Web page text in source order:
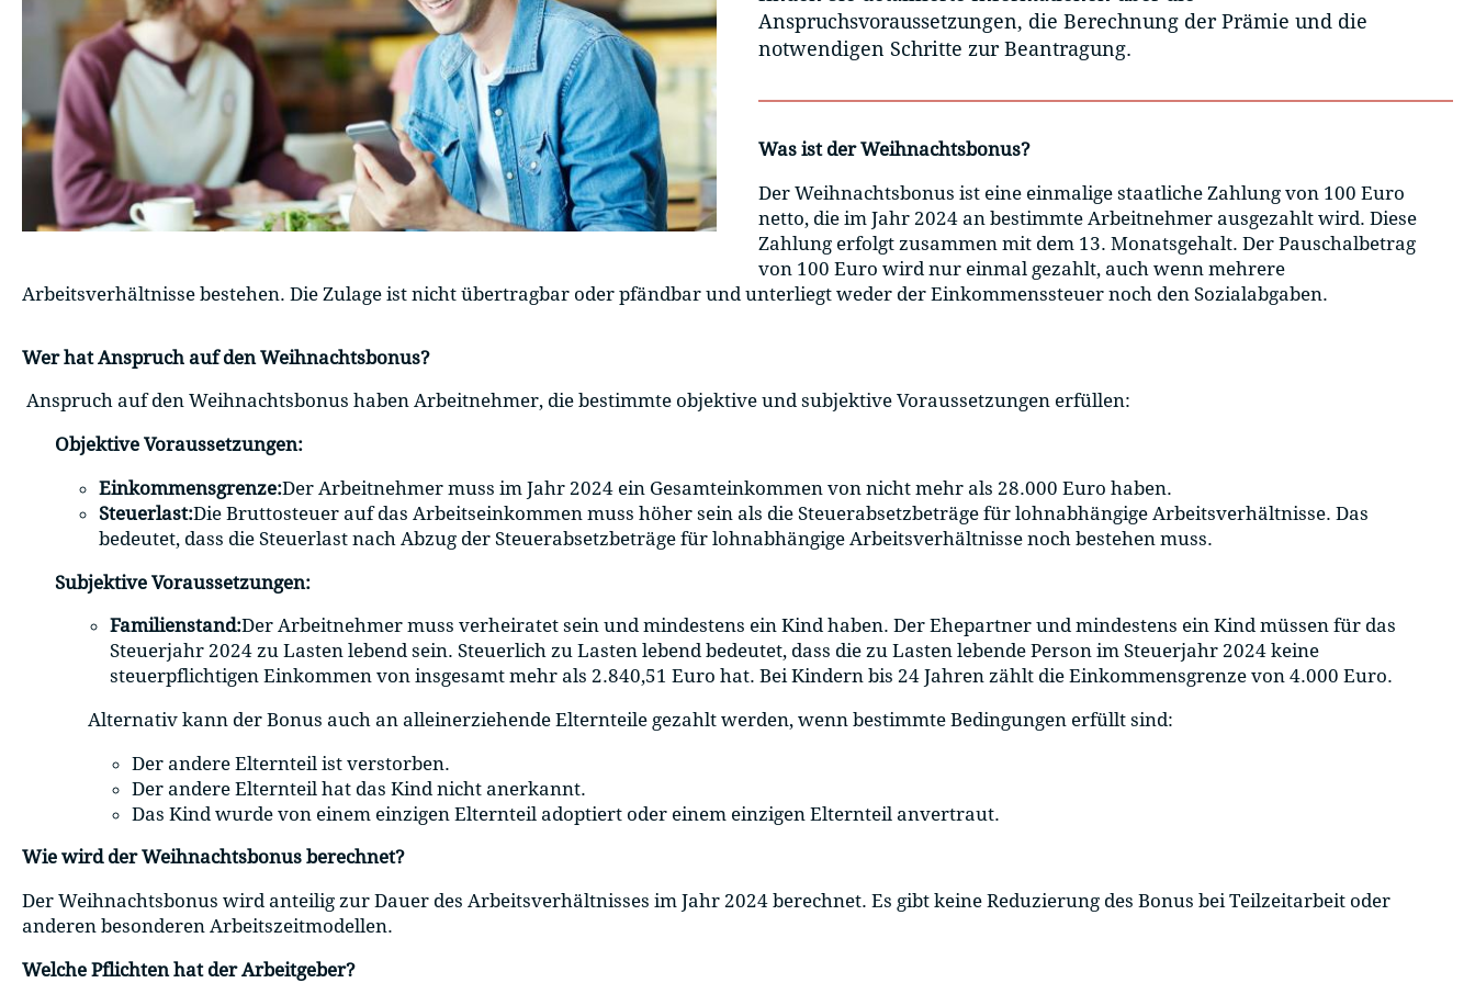
Anspruchsvoraussetzungen, die Berechnung der Prämie und die
notwendigen Schritte zur Beantragung.
Was ist der Weihnachtsbonus?
Der Weihnachtsbonus ist eine einmalige staatliche Zahlung von 100 Euro
netto, die im Jahr 2024 an bestimmte Arbeitnehmer ausgezahlt wird. Diese
Zahlung erfolgt zusammen mit dem 13. Monatsgehalt. Der Pauschalbetrag
von 100 Euro wird nur einmal gezahlt, auch wenn mehrere
Arbeitsverhältnisse bestehen. Die Zulage ist nicht übertragbar oder pfändbar und unterliegt weder der Einkommenssteuer noch den Sozialabgaben.
Wer hat Anspruch auf den Weihnachtsbonus?
Anspruch auf den Weihnachtsbonus haben Arbeitnehmer, die bestimmte objektive und subjektive Voraussetzungen erfüllen:
Objektive Voraussetzungen:
Einkommensgrenze:Der Arbeitnehmer muss im Jahr 2024 ein Gesamteinkommen von nicht mehr als 28.000 Euro haben.
Steuerlast:Die Bruttosteuer auf das Arbeitseinkommen muss höher sein als die Steuerabsetzbeträge für lohnabhängige Arbeitsverhältnisse. Das
bedeutet, dass die Steuerlast nach Abzug der Steuerabsetzbeträge für lohnabhängige Arbeitsverhältnisse noch bestehen muss.
Subjektive Voraussetzungen:
Familienstand:Der Arbeitnehmer muss verheiratet sein und mindestens ein Kind haben. Der Ehepartner und mindestens ein Kind müssen für das
Steuerjahr 2024 zu Lasten lebend sein. Steuerlich zu Lasten lebend bedeutet, dass die zu Lasten lebende Person im Steuerjahr 2024 keine
steuerpflichtigen Einkommen von insgesamt mehr als 2.840,51 Euro hat. Bei Kindern bis 24 Jahren zählt die Einkommensgrenze von 4.000 Euro.
Alternativ kann der Bonus auch an alleinerziehende Elternteile gezahlt werden, wenn bestimmte Bedingungen erfüllt sind:
Der andere Elternteil ist verstorben.
Der andere Elternteil hat das Kind nicht anerkannt.
Das Kind wurde von einem einzigen Elternteil adoptiert oder einem einzigen Elternteil anvertraut.
Wie wird der Weihnachtsbonus berechnet?
Der Weihnachtsbonus wird anteilig zur Dauer des Arbeitsverhältnisses im Jahr 2024 berechnet. Es gibt keine Reduzierung des Bonus bei Teilzeitarbeit oder
anderen besonderen Arbeitszeitmodellen.
Welche Pflichten hat der Arbeitgeber?